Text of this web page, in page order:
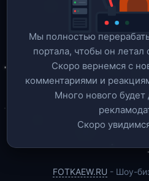
Мы полностью
портала, чтобы он
Скоро вернемся c
комментариями и
Много нового будет
Скоро
FOTKAEW.RU - Шоу-